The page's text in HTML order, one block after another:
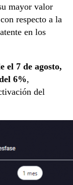
mayor valor
respecto a la
en los
el 7 de agosto,
6%,
del